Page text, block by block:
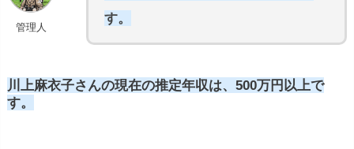
管理人
す。
川上麻衣子さんの現在の推定年収は、500万円以上で
す。